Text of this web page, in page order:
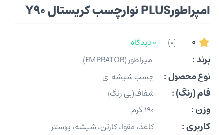
امپراطورPLUS نوارچسب کریستال Y90
0
(0) 0 دیدگاه
برند : امپراطور (EMPRATOR)
نوع محصول : چسب شیشه ای
فام (رنگ) : شفاف(بی رنگ)
وزن : 190 گرم
کاربری :
کاغذ، مقوا، کارتن، شیشه، پوستر